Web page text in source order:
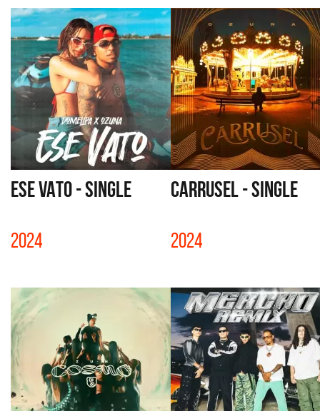
ESE VATO - SINGLE
2024
CARRUSEL - SINGLE
2024